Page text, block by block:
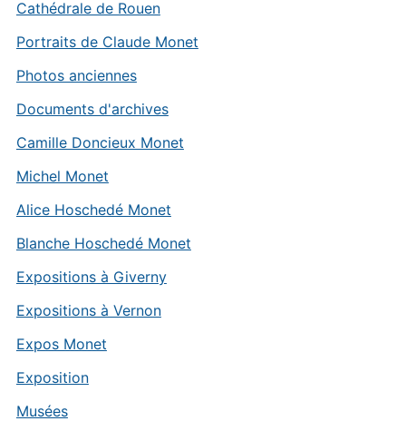
Cathédrale de Rouen
Portraits de Claude Monet
Photos anciennes
Documents d'archives
Camille Doncieux Monet
Michel Monet
Alice Hoschedé Monet
Blanche Hoschedé Monet
Expositions à Giverny
Expositions à Vernon
Expos Monet
Exposition
Musées